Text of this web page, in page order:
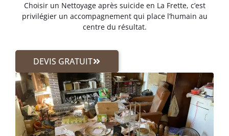
Choisir un Nettoyage après suicide en La Frette, c’est
privilégier un accompagnement qui place l’humain au
centre du résultat.
DEVIS GRATUIT